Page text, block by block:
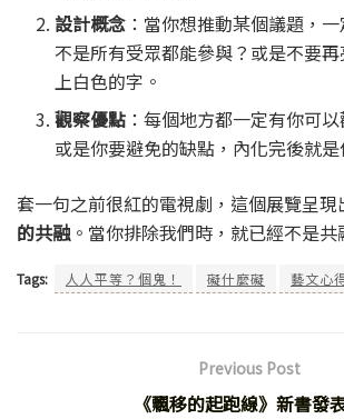
設計概念 ：當你想推動某個議題，
不是所有受眾都能參與？或是不要
上白色的字。
觀察優點 ：每個地方都一定有你可
或是你要避免的缺點，內化完後就是
套一句之前很紅的電視劇，這個展覽呈現
的共融。當你排除我們時，就已經不是共
Tags: 人人平等？個鬼！ 礙什麼礙 藝文心
Previous Post
《飄移的起跑線》新書發